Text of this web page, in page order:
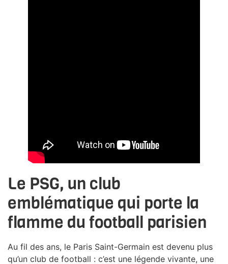
Le PSG, un club
emblématique qui porte la
flamme du football parisien
Au fil des ans, le Paris Saint-Germain est devenu plus
qu’un club de football : c’est une légende vivante, une